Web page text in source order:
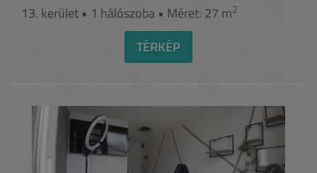
13. kerület • 1 hálószoba • Méret: 27 m2
TÉRKÉP